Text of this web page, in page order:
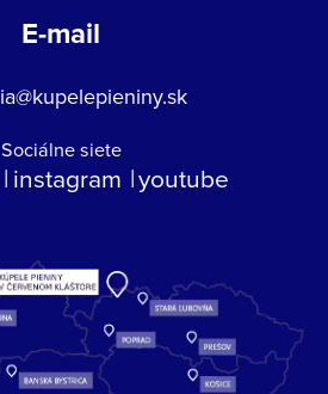
E-mail
Sociálne siete
instagram youtube